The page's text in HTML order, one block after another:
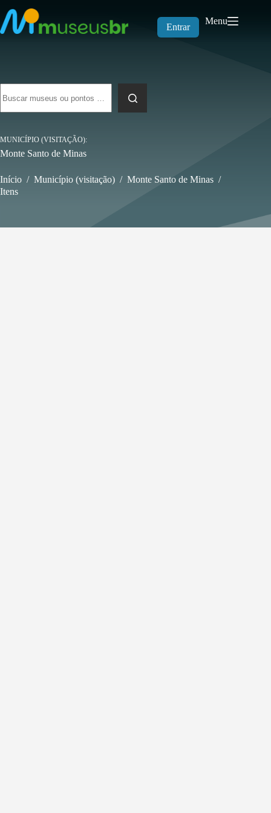
para
o
conteúdo
Entrar
Menu
resultados
MUNICÍPIO (VISITAÇÃO)
Monte Santo de Minas
Início / Município (visitação) / Monte Santo de Minas /
Itens